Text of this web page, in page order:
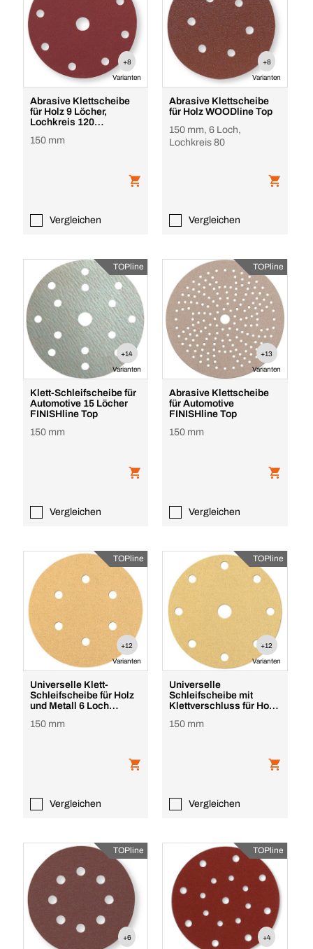
+8
Varianten
Abrasive Klettscheibe
für Holz 9 Löcher,
Lochkreis 120
150 mm
Vergleichen
+8
Varianten
Abrasive Klettscheibe
für Holz WOODline Top
150 mm, 6 Loch,
Lochkreis 80
Vergleichen
TOPline
+14
Varianten
Klett-Schleifscheibe für
Automotive 15 Löcher
FINISHline Top
150 mm
Vergleichen
TOPline
+13
Varianten
Abrasive Klettscheibe
für Automotive
FINISHline Top
150 mm
Vergleichen
TOPline
+12
Varianten
Universelle Klett-
Schleifscheibe für Holz
und Metall 6 Loch
150 mm
Vergleichen
TOPline
+12
Varianten
Universelle
Schleifscheibe mit
Klettverschluss für Holz
150 mm
Vergleichen
TOPline
+6
TOPline
+4